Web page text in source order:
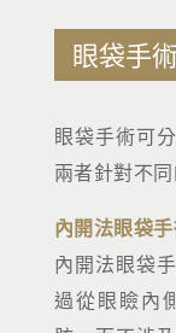
眼袋手
眼袋手術可
兩者針對不
內開法眼袋
內開法眼袋
過從眼瞼內